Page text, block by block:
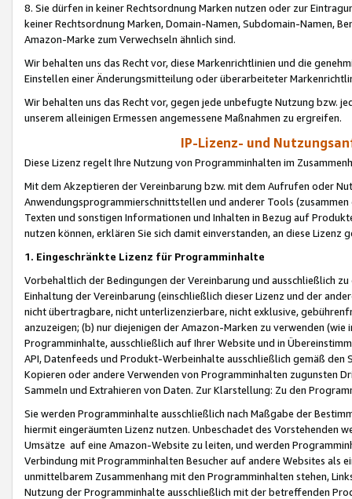
8. Sie dürfen in keiner Rechtsordnung Marken nutzen oder zur
keiner Rechtsordnung Marken, Domain-Namen, Subdomain-Namen,
Amazon-Marke zum Verwechseln ähnlich sind.
Wir behalten uns das Recht vor, diese Markenrichtlinien und die
Einstellen einer Änderungsmitteilung oder überarbeiteter
Wir behalten uns das Recht vor, gegen jede unbefugte Nutzung bzw.
unserem alleinigen Ermessen angemessene Maßnahmen zu ergreifen.
IP-Lizenz- und
Diese Lizenz regelt Ihre Nutzung von Programminhalten im
Mit dem Akzeptieren der Vereinbarung bzw. mit dem Aufrufen oder
Anwendungsprogrammierschnittstellen und anderer Tools (zusammen
Texten und sonstigen Informationen und Inhalten in Bezug auf
nutzen können, erklären Sie sich damit einverstanden, an diese Lizenz
1. Eingeschränkte Lizenz für Programminhalte
Vorbehaltlich der Bedingungen der Vereinbarung und ausschließlich
Einhaltung der Vereinbarung (einschließlich dieser Lizenz und der
nicht übertragbare, nicht unterlizenzierbare, nicht exklusive,
anzuzeigen; (b) nur diejenigen der Amazon-Marken zu verwenden
Programminhalte, ausschließlich auf Ihrer Website und in
API, Datenfeeds und Produkt-Werbeinhalte ausschließlich gemäß
Kopieren oder andere Verwenden von Programminhalten zugunsten
Sammeln und Extrahieren von Daten. Zur Klarstellung: Zu den
Sie werden Programminhalte ausschließlich nach Maßgabe der
hiermit eingeräumten Lizenz nutzen. Unbeschadet des Vorstehenden
Umsätze auf eine Amazon-Website zu leiten, und werden
Verbindung mit Programminhalten Besucher auf andere Websites als
unmittelbarem Zusammenhang mit den Programminhalten stehen,
Nutzung der Programminhalte ausschließlich mit der betreffenden